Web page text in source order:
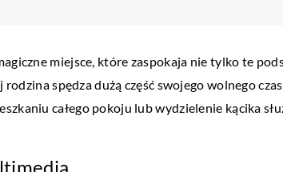
miejsce, które zaspokaja nie tylko te
rodzina spędza dużą część swojego wolnego
całego pokoju lub wydzielenie kącika